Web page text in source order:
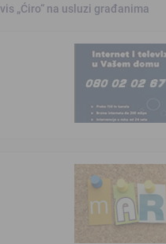
„Ćiro“ na usluzi građanima